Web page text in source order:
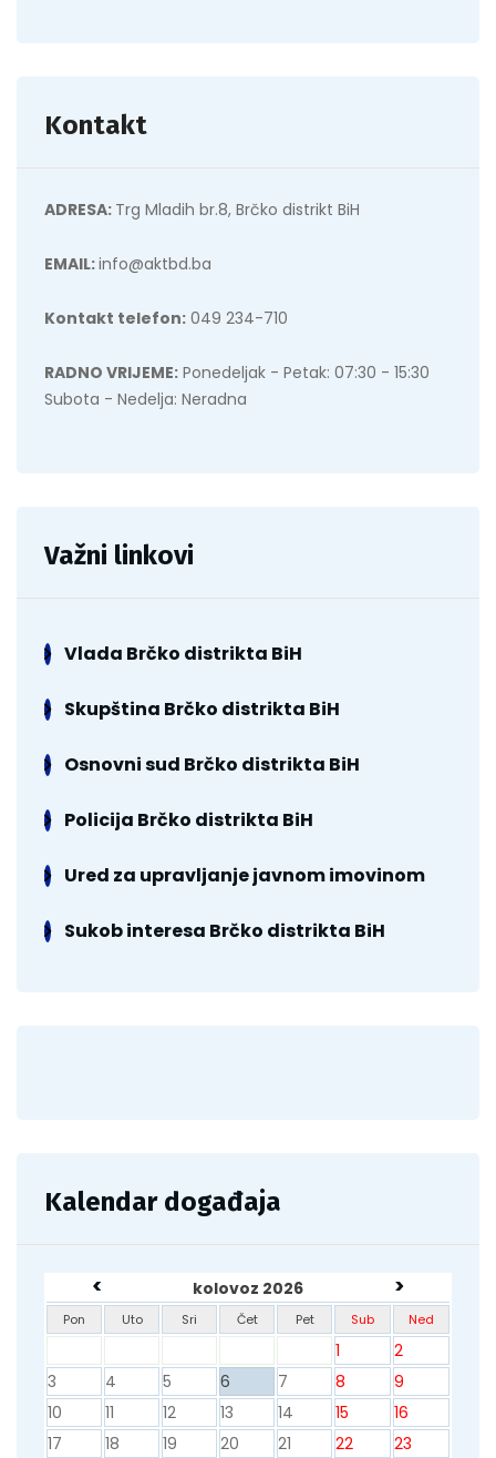
Kontakt
ADRESA: Trg Mladih br.8, Brčko distrikt BiH
EMAIL:info@aktbd.ba
Kontakt telefon: 049 234-710
RADNO VRIJEME: Ponedeljak - Petak: 07:30 - 15:30
Subota - Nedelja: Neradna
Važni linkovi
Vlada Brčko distrikta BiH
Skupština Brčko distrikta BiH
Osnovni sud Brčko distrikta BiH
Policija Brčko distrikta BiH
Ured za upravljanje javnom imovinom
Sukob interesa Brčko distrikta BiH
Kalendar događaja
< kolovoz 2026 >
Pon Uto Sri Čet Pet Sub Ned
1
2
3
4 5 6 7 8
9
10
11 12 13 14 15
16
17
18 19 20 21 22
23